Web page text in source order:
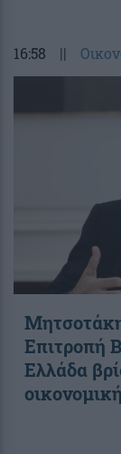
16:58 ||
Επιτροπή
Ελλάδα